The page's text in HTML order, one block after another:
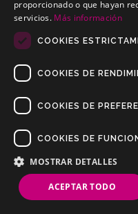
Copyrights © 2019 Todos
Condições de venda /
Política de
proporcionado o que hayan
servicios. Más información
COOKIES
COOKIES DE
COOKIES DE
COOKIES DE
MOSTRAR DETALLES
ACEPTAR TODO